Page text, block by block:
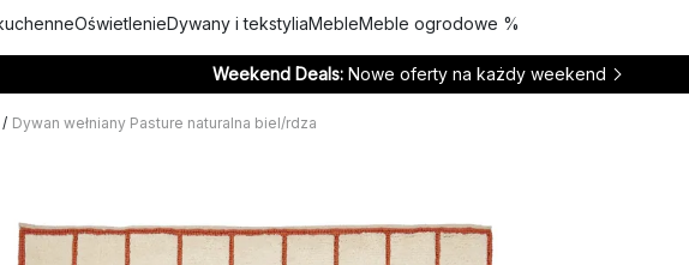
OświetlenieDywany i tekstyliaMebleMeble ogrodowe %
Weekend Deals: Nowe oferty na każdy weekend
/ Dywan wełniany Pasture naturalna biel/rdza